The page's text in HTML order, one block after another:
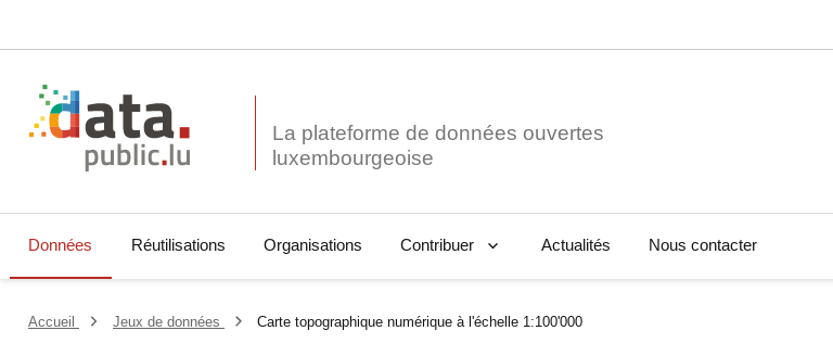
La plateforme de données ouvertes
Données Réutilisations Organisations Contribuer Actualités Nous contacter
Accueil Jeux de données Carte topographique numérique à l'échelle 1:100'000